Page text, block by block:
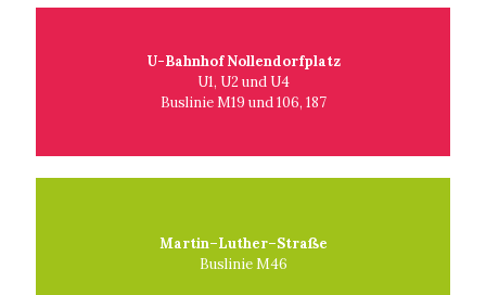
U-Bahnhof Nollendorfplatz
U1, U2 und U4
Buslinie M19 und 106, 187
Martin–Luther–Straße
Buslinie M46